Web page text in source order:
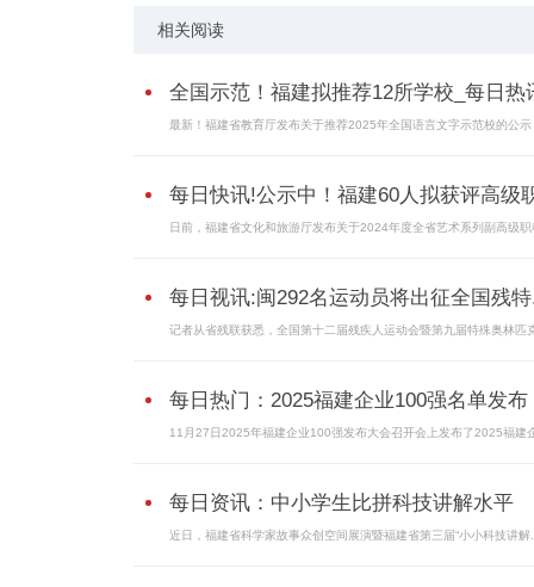
相关阅读
全国示范！福建拟推荐12所学校_每日热
最新！福建省教育厅发布关于推荐2025年全国语言文字示范校的公示
每日快讯!公示中！福建60人拟获评高级
日前，福建省文化和旅游厅发布关于2024年度全省艺术系列副高级职
每日视讯:闽292名运动员将出征全国残
记者从省残联获悉，全国第十二届残疾人运动会暨第九届特殊奥林匹
每日热门：2025福建企业100强名单发布
11月27日2025年福建企业100强发布大会召开会上发布了2025福建
每日资讯：中小学生比拼科技讲解水平
近日，福建省科学家故事众创空间展演暨福建省第三届“小小科技讲解...